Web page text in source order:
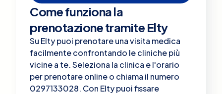
Come funziona la
prenotazione tramite Elty
Su Elty puoi prenotare una visita medica
facilmente confrontando le cliniche più
vicine a te. Seleziona la clinica e l'orario
per prenotare online o chiama il numero
0297133028. Con Elty puoi fissare